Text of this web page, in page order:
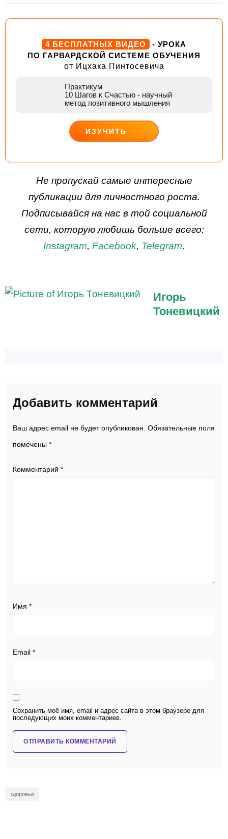
4 БЕСПЛАТНЫХ ВИДЕО
- УРОКА
ПО ГАРВАРДСКОЙ СИСТЕМЕ ОБУЧЕНИЯ
от Ицхака Пинтосевича
Практикум
10 Шагов к Счастью - научный
метод позитивного мышления
ИЗУЧИТЬ
Не пропускай самые интересные
публикации для личностного роста.
Подписывайся на нас в той социальной
сети, которую любишь больше всего:
Instagram, Facebook, Telegram.
Игорь
Тоневицкий
Добавить комментарий
Ваш адрес email не будет опубликован. Обязательные поля
помечены *
Комментарий *
Имя *
Email *
Сохранить моё имя, email и адрес сайта в этом браузере для
последующих моих комментариев.
здоровье